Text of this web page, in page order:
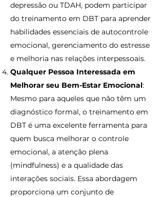
depressão ou TDAH, podem participar
do treinamento em DBT para aprender
habilidades essenciais de autocontrole
emocional, gerenciamento do estresse
e melhoria nas relações interpessoais.
Qualquer Pessoa Interessada em
Melhorar seu Bem-Estar Emocional:
Mesmo para aqueles que não têm um
diagnóstico formal, o treinamento em
DBT é uma excelente ferramenta para
quem busca melhorar o controle
emocional, a atenção plena
(mindfulness) e a qualidade das
interações sociais. Essa abordagem
proporciona um conjunto de